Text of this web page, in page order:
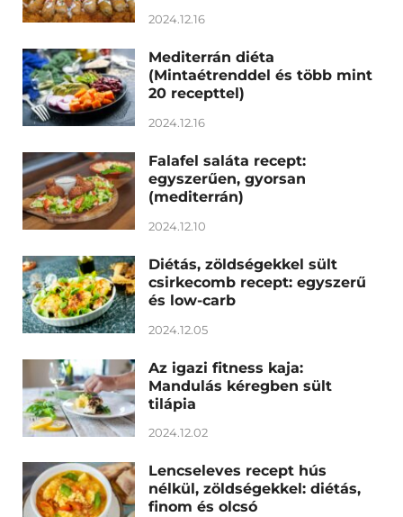
2024.12.16
Mediterrán diéta
(Mintaétrenddel és több mint
20 recepttel)
2024.12.16
Falafel saláta recept:
egyszerűen, gyorsan
(mediterrán)
2024.12.10
Diétás, zöldségekkel sült
csirkecomb recept: egyszerű
és low-carb
2024.12.05
Az igazi fitness kaja:
Mandulás kéregben sült
tilápia
2024.12.02
Lencseleves recept hús
nélkül, zöldségekkel: diétás,
finom és olcsó